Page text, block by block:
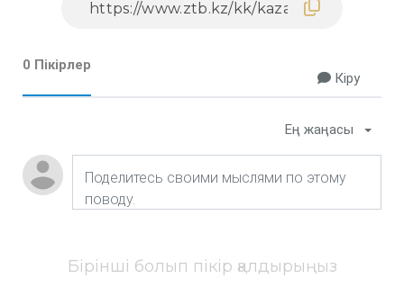
0 Пікірлер
Кіру
Ең жаңасы
Бірінші болып пікір қалдырыңыз